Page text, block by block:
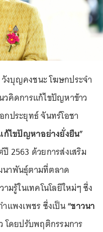
งบุญคงชนะ โฆษกประจำ
วคิดการแก้ไขปัญหาข้าว
กประยุทธ์ จันทร์โอชา
ก้ไขปัญหาอย่างยั่งยืน”
2563 ด้วยการส่งเสริม
าพันธุ์ตามที่ตลาด
มรู้ในเทคโนโลยีใหม่ๆ ซึ่ง
แพงเพชร ซึ่งเป็น“ชาวนา
โดยปรับพฤติกรรมการ